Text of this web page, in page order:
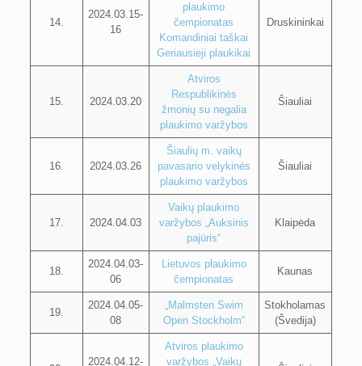
14.
2024.03.15-
16
plaukimo
čempionatas
Komandiniai taškai
Geriausieji plaukikai
Druskininkai
15. 2024.03.20
Atviros
Respublikinės
žmonių su negalia
plaukimo varžybos
Šiauliai
16. 2024.03.26
Šiaulių m. vaikų
pavasario velykinės
plaukimo varžybos
Šiauliai
17. 2024.04.03
Vaikų plaukimo
varžybos „Auksinis
pajūris“
Klaipėda
18.
2024.04.03-
06
Lietuvos plaukimo
čempionatas
Kaunas
19.
2024.04.05-
08
„Malmsten Swim
Open Stockholm“
Stokholamas
(Švedija)
2024.04.12-
Atviros plaukimo
varžybos „Vaikų